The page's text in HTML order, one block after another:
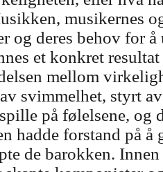
musikernes
og deres behov for
et konkret resultat
mellom
svimmelhet, styrt
på følelsene, og
hadde forstand på å
de barokken.